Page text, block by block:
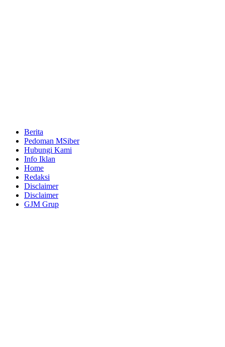
Berita
Pedoman MSiber
Hubungi Kami
Info Iklan
Home
Redaksi
Disclaimer
Disclaimer
GJM Grup